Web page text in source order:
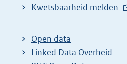
E
t
e
r
Kwetsbaarheid melden
Open data
Linked Data Overheid